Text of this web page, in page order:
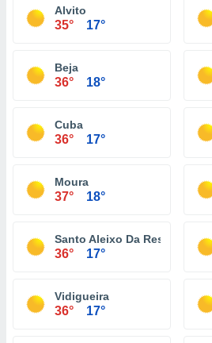
Alvito
35° 17°
Beja
36° 18°
Cuba
36° 17°
Moura
37° 18°
Santo Aleixo Da Restauração
36° 17°
Vidigueira
36° 17°